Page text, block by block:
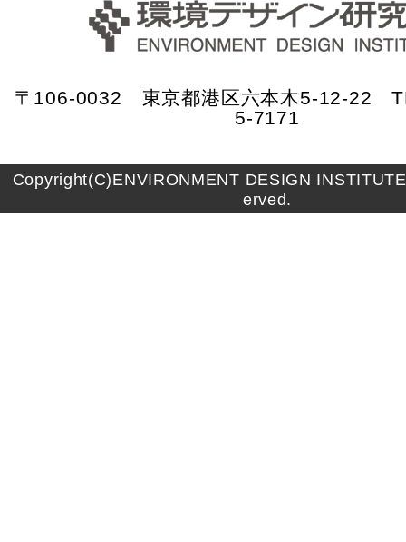
〒106-0032 東京都港区六本木5-12-22
5-7171
Copyright(C)ENVIRONMENT DESIGN
erved.